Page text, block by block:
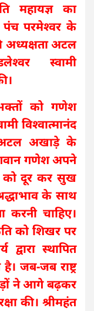
महायज्ञ का
परमेश्वर के
अध्यक्षता अटल
स्वामी
भक्तों को गणेश
विश्वात्मानंद
अटल अखाड़े के
गणेश अपने
को दूर कर सुख
के साथ
चाहिए।
को शिखर पर
स्थापित
जब-जब राष्ट्र
ने आगे बढ़कर
की। श्रीमहंत